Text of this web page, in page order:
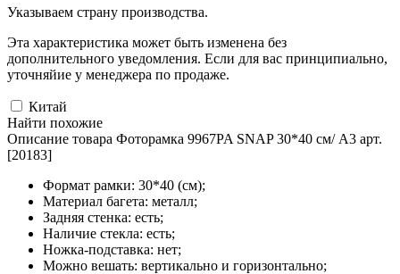
Указываем страну производства.
Эта характеристика может быть изменена без
дополнительного уведомления. Если для вас принципиально,
уточняйие у менеджера по продаже.
Китай
Найти похожие
Описание товара Фоторамка 9967PA SNAP 30*40 см/ A3 арт.
[20183]
Формат рамки: 30*40 (см);
Материал багета: металл;
Задняя стенка: есть;
Наличие стекла: есть;
Ножка-подставка: нет;
Можно вешать: вертикально и горизонтально;